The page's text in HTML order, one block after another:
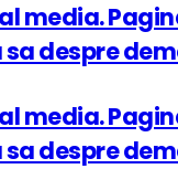
media.
despre
media.
despre